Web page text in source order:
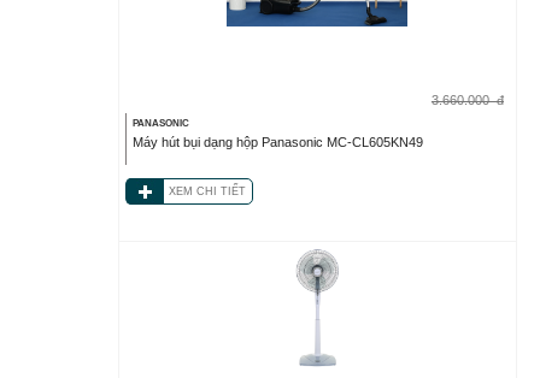
3.660.000 đ
PANASONIC
Máy hút bụi dạng hộp Panasonic MC-CL605KN49
XEM CHI TIẾT